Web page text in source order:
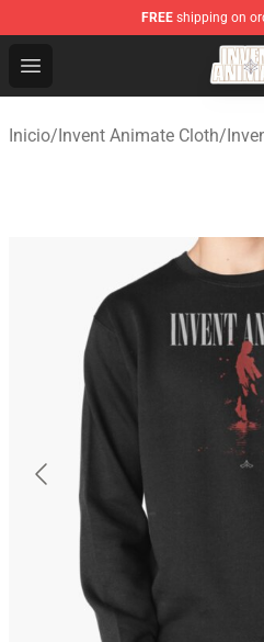
FREE shipping on
Open menu
Invent Animate Shop -
Inicio/Invent Animate Cloth/